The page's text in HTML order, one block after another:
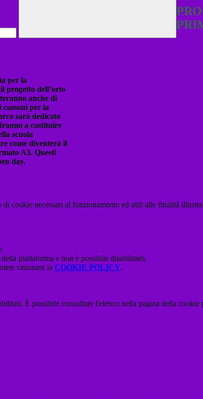
per la
progetto dell’orto
anche di
per la
sarà dedicato
a costituire
scuola
come diventerà il
A3. Questi
day.
cookie necessari al funzionamento ed utili alle finalità
piattaforma e non è possibile disabilitarli.
visionare la COOKIE POLICY.
È possibile consultare l'elenco nella pagina della cookie